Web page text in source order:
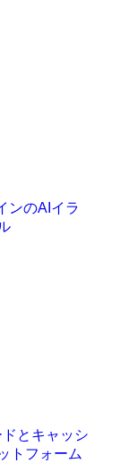
ンのAIイラ
とキャッシ
トフォーム